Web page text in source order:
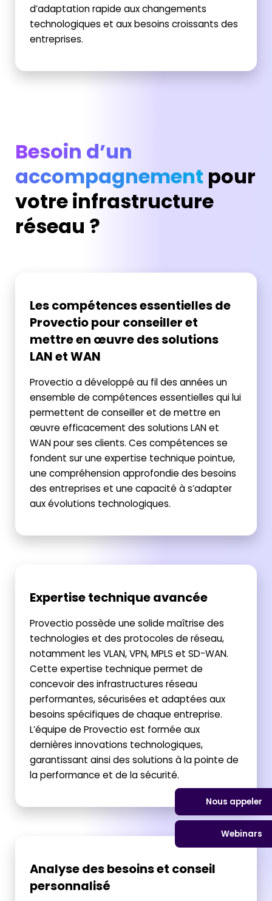
d’adaptation rapide aux changements
technologiques et aux besoins croissants des
entreprises.
Besoin d’un
accompagnement pour
votre infrastructure
réseau ?
Les compétences essentielles de
Provectio pour conseiller et
mettre en œuvre des solutions
LAN et WAN
Provectio a développé au fil des années un
ensemble de compétences essentielles qui lui
permettent de conseiller et de mettre en
œuvre efficacement des solutions LAN et
WAN pour ses clients. Ces compétences se
fondent sur une expertise technique pointue,
une compréhension approfondie des besoins
des entreprises et une capacité à s’adapter
aux évolutions technologiques.
Expertise technique avancée
Provectio possède une solide maîtrise des
technologies et des protocoles de réseau,
notamment les VLAN, VPN, MPLS et SD-WAN.
Cette expertise technique permet de
concevoir des infrastructures réseau
performantes, sécurisées et adaptées aux
besoins spécifiques de chaque entreprise.
L’équipe de Provectio est formée aux
dernières innovations technologiques,
garantissant ainsi des solutions à la pointe de
la performance et de la sécurité.
Analyse des besoins et conseil
personnalisé
Nous appeler
Webinars